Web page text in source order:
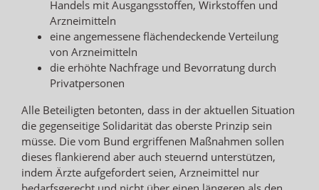
Handels mit Ausgangsstoffen, Wirkstoffen und
Arzneimitteln
eine angemessene flächendeckende Verteilung
von Arzneimitteln
die erhöhte Nachfrage und Bevorratung durch
Privatpersonen
Alle Beteiligten betonten, dass in der aktuellen Situation
die gegenseitige Solidarität das oberste Prinzip sein
müsse. Die vom Bund ergriffenen Maßnahmen sollen
dieses flankierend aber auch steuernd unterstützen,
indem Ärzte aufgefordert seien, Arzneimittel nur